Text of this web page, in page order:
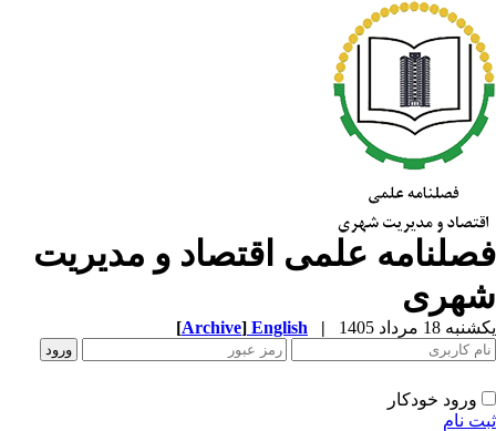
علمی اقتصاد و مدیریت
18 مرداد 1405 |
English
[Archive]
ورود خودکار
نام